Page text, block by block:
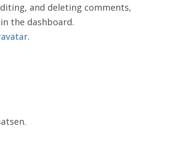
and deleting comments,
the dashboard.
.